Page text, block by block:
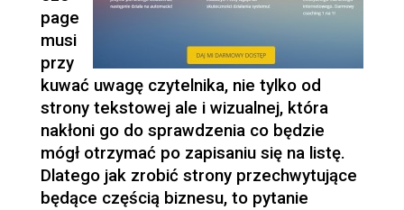
page
musi
przy
kuwać uwagę czytelnika, nie tylko od
strony tekstowej ale i wizualnej, która
nakłoni go do sprawdzenia co będzie
mógł otrzymać po zapisaniu się na listę.
Dlatego jak zrobić strony przechwytujące
będące częścią biznesu, to pytanie